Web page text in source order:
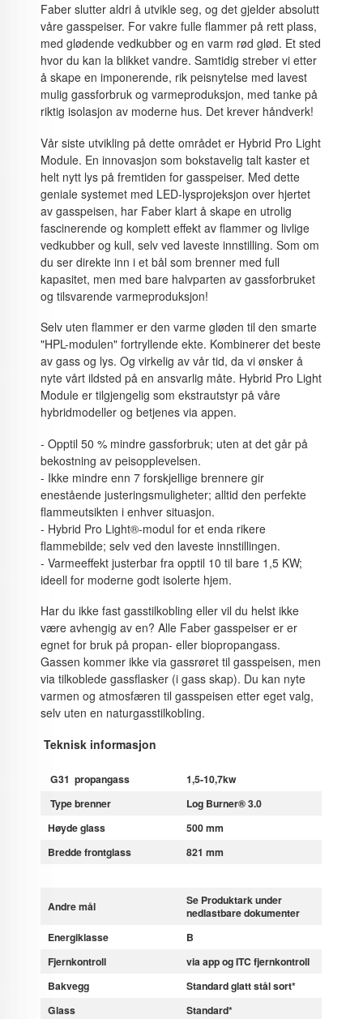
Faber slutter aldri å utvikle seg, og det gjelder absolutt
våre gasspeiser. For vakre fulle flammer på rett plass,
med glødende vedkubber og en varm rød glød. Et sted
hvor du kan la blikket vandre. Samtidig streber vi etter
å skape en imponerende, rik peisnytelse med lavest
mulig gassforbruk og varmeproduksjon, med tanke på
riktig isolasjon av moderne hus. Det krever håndverk!
Vår siste utvikling på dette området er Hybrid Pro Light
Module. En innovasjon som bokstavelig talt kaster et
helt nytt lys på fremtiden for gasspeiser. Med dette
geniale systemet med LED-lysprojeksjon over hjertet
av gasspeisen, har Faber klart å skape en utrolig
fascinerende og komplett effekt av flammer og livlige
vedkubber og kull, selv ved laveste innstilling. Som om
du ser direkte inn i et bål som brenner med full
kapasitet, men med bare halvparten av gassforbruket
og tilsvarende varmeproduksjon!
Selv uten flammer er den varme gløden til den smarte
"HPL-modulen" fortryllende ekte. Kombinerer det beste
av gass og lys. Og virkelig av vår tid, da vi ønsker å
nyte vårt ildsted på en ansvarlig måte. Hybrid Pro Light
Module er tilgjengelig som ekstrautstyr på våre
hybridmodeller og betjenes via appen.
- Opptil 50 % mindre gassforbruk; uten at det går på
bekostning av peisopplevelsen.
- Ikke mindre enn 7 forskjellige brennere gir
enestående justeringsmuligheter; alltid den perfekte
flammeutsikten i enhver situasjon.
- Hybrid Pro Light®-modul for et enda rikere
flammebilde; selv ved den laveste innstillingen.
- Varmeeffekt justerbar fra opptil 10 til bare 1,5 KW;
ideell for moderne godt isolerte hjem.
Har du ikke fast gasstilkobling eller vil du helst ikke
være avhengig av en? Alle Faber gasspeiser er er
egnet for bruk på propan- eller biopropangass.
Gassen kommer ikke via gassrøret til gasspeisen, men
via tilkoblede gassflasker (i gass skap). Du kan nyte
varmen og atmosfæren til gasspeisen etter eget valg,
selv uten en naturgasstilkobling.
Teknisk informasjon
G31 propangass
1,5-10,7kw
Type brenner
Log Burner® 3.0
Høyde glass
500 mm
Bredde frontglass
821 mm
Andre mål
Se Produktark under
nedlastbare dokumenter
Energiklasse
B
Fjernkontroll
via app og ITC fjernkontroll
Bakvegg
Standard glatt stål sort*
Glass
Standard*